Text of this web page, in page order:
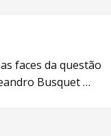
faces da questão
Busquet …